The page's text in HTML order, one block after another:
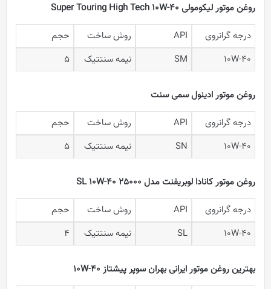
روغن موتور لیکومولی Super Touring High Tech 10W-40
درجه گرانروی
API روش ساخت
حجم
10W-40
SM نیمه سنتتیک 5
روغن موتور ادینول سمی سنت
درجه گرانروی
API روش ساخت
حجم
10W-40
SN نیمه سنتتیک 5
روغن موتور کانادا لوبریفنت مدل SL 10W-40 25000
درجه گرانروی
API روش ساخت
حجم
10W-40
SL نیمه سنتتیک 4
بهترین روغن موتور ایرانی بهران سوپر پیشتاز 10W-40